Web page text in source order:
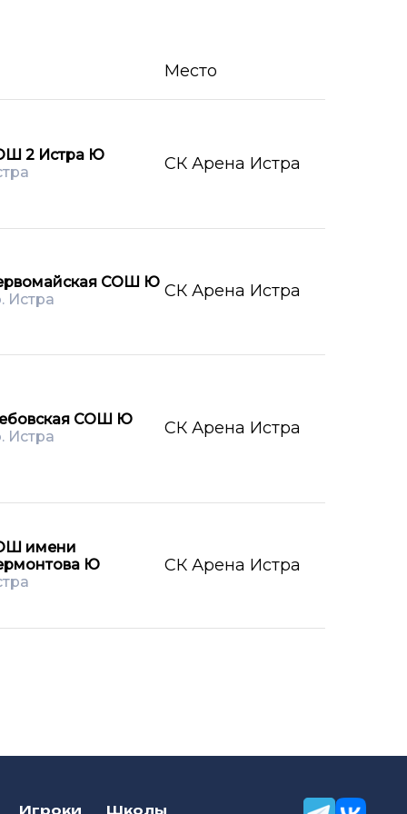
Место
2 Истра Ю
СК Арена Истра
СОШ Ю
Истра
СК Арена Истра
СОШ Ю
Истра
СК Арена Истра
имени
Ю
СК Арена Истра
Игроки Школы